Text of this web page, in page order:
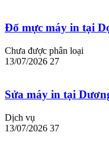
Đổ mực máy in tại
Chưa được phân loại
13/07/2026 27
Sửa máy in tại
Dịch vụ
13/07/2026 37